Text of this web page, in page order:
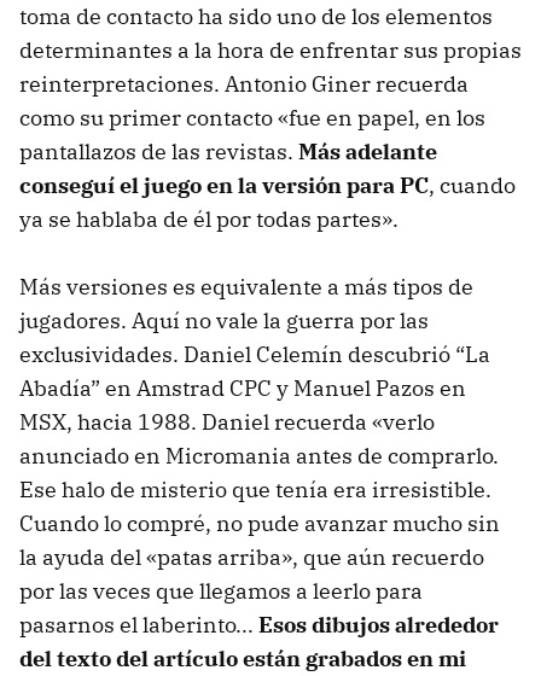
toma de contacto ha sido uno de los elementos
determinantes a la hora de enfrentar sus propias
reinterpretaciones. Antonio Giner recuerda
como su primer contacto «fue en papel, en los
pantallazos de las revistas. Más adelante
conseguí el juego en la versión para PC, cuando
ya se hablaba de él por todas partes».
Más versiones es equivalente a más tipos de
jugadores. Aquí no vale la guerra por las
exclusividades. Daniel Celemín descubrió “La
Abadía” en Amstrad CPC y Manuel Pazos en
MSX, hacia 1988. Daniel recuerda «verlo
anunciado en Micromania antes de comprarlo.
Ese halo de misterio que tenía era irresistible.
Cuando lo compré, no pude avanzar mucho sin
la ayuda del «patas arriba», que aún recuerdo
por las veces que llegamos a leerlo para
pasarnos el laberinto... Esos dibujos alrededor
del texto del artículo están grabados en mi